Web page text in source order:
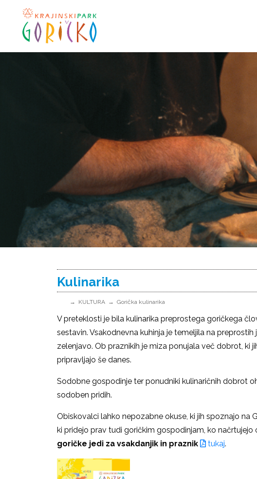
Kulinarika
KULTURA Gorička kulinarika
V preteklosti je bila kulinarika preprostega goričkega
sestavin. Vsakodnevna kuhinja je temeljila na
zelenjavo. Ob praznikih je miza ponujala več dobrot, ki
pripravljajo še danes.
Sodobne gospodinje ter ponudniki kulinaričnih dobrot
sodoben pridih.
Obiskovalci lahko nepozabne okuse, ki jih spoznajo
ki pridejo prav tudi goričkim gospodinjam, ko načrtujejo
goričke jedi za vsakdanjik in praznik
tukaj.